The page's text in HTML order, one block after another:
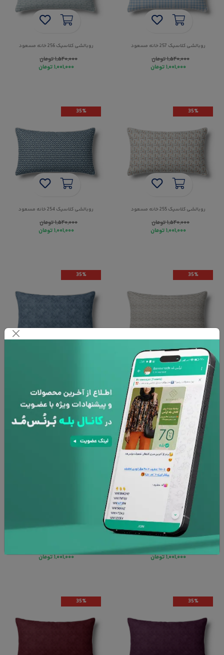
روبالشی کلاسیک 257 خانه مسعود
۱,۵۴۰,۰۰۰تومان
۱,۰۰۱,۰۰۰ تومان
روبالشی کلاسیک 256 خانه مسعود
۱,۵۴۰,۰۰۰تومان
۱,۰۰۱,۰۰۰ تومان
35%
روبالشی کلاسیک 255 خانه مسعود
۱,۵۴۰,۰۰۰تومان
۱,۰۰۱,۰۰۰ تومان
35%
روبالشی کلاسیک 254 خانه مسعود
۱,۵۴۰,۰۰۰تومان
۱,۰۰۱,۰۰۰ تومان
35%
روبالشی کلاسیک 253 خانه مسعود
۱,۵۴۰,۰۰۰تومان
۱,۰۰۱,۰۰۰
تومان
35%
۱,۰۰۱,۰۰۰تومان
35%
روبالشی کلاسیک 251 خانه مسعود
۱,۵۴۰,۰۰۰
۱,۰۰۱,۰۰۰تومان
35%
۱,۰۰۱,۰۰۰تومان
35%
35%